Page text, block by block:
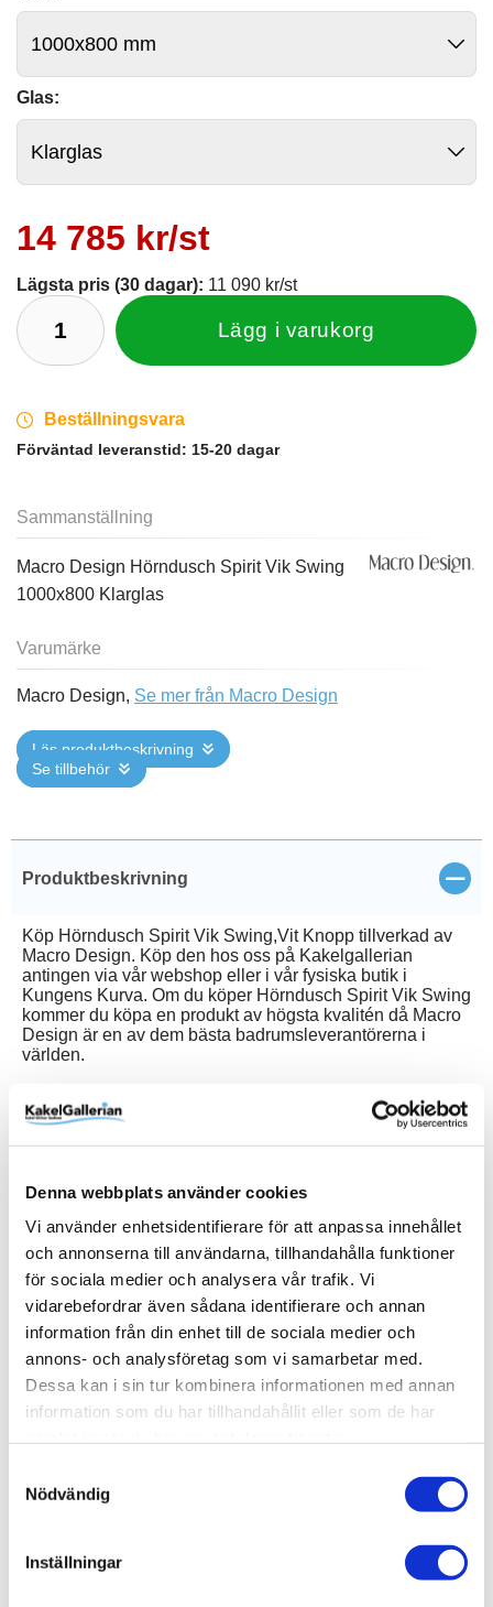
Denna webbplats använder cookies
Vi använder enhetsidentifierare för att anpassa innehållet
och annonserna till användarna, tillhandahålla funktioner
för sociala medier och analysera vår trafik. Vi
vidarebefordrar även sådana identifierare och annan
information från din enhet till de sociala medier och
annons- och analysföretag som vi samarbetar med.
Dessa kan i sin tur kombinera informationen med annan
information som du har tillhandahållit eller som de har
Nödvändig
Inställningar
Glas:
14 785 kr/st
Lägsta pris (30 dagar): 11 090 kr/st
Lägg i varukorg
Beställningsvara
Förväntad leveranstid: 15-20 dagar
Sammanställning
Macro Design Hörndusch Spirit Vik Swing
1000x800 Klarglas
Varumärke
Macro Design, Se mer från Macro Design
Läs produktbeskrivning
Se tillbehör
Produktbeskrivning Stäng
Köp Hörndusch Spirit Vik Swing,Vit Knopp tillverkad av
Macro Design. Köp den hos oss på Kakelgallerian
antingen via vår webshop eller i vår fysiska butik i
Kungens Kurva. Om du köper Hörndusch Spirit Vik Swing
kommer du köpa en produkt av högsta kvalitén då Macro
Design är en av dem bästa badrumsleverantörerna i
världen.
Art.Nr DSVSV108VKL
Bredd (mm) 800 mm
Djup (mm)
1000 mm
EAN
7332512115341
Färg Vit
Glastyp Klarglas
Handtag Knopp
Höjd (mm) 1970 mm
RSK 7376919
Serie Spirit
Varumärke Macro Design
Visa fler(8 mer)
SKU / artikelnummer: DSVSV108VKL-MD
Relaterade kategorier
Varumärken /